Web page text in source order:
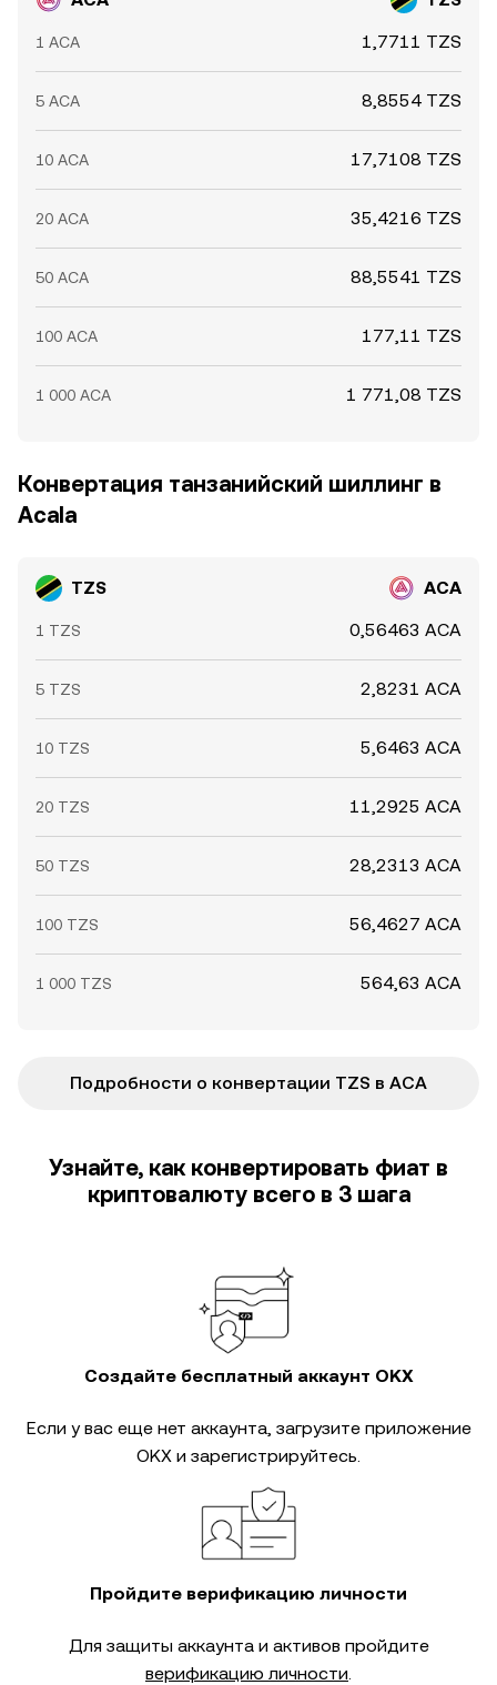
1 ACA 1,7711 TZS
5 ACA 8,8554 TZS
10 ACA 17,7108 TZS
20 ACA 35,4216 TZS
50 ACA 88,5541 TZS
100 ACA 177,11 TZS
1 000 ACA 1 771,08 TZS
Конвертация танзанийский шиллинг в
Acala
TZS ACA
1 TZS 0,56463 ACA
5 TZS 2,8231 ACA
10 TZS 5,6463 ACA
20 TZS 11,2925 ACA
50 TZS 28,2313 ACA
100 TZS 56,4627 ACA
1 000 TZS 564,63 ACA
Подробности о конвертации TZS в ACA
Узнайте, как конвертировать фиат в
криптовалюту всего в 3 шага
Создайте бесплатный аккаунт OKX
Если у вас еще нет аккаунта, загрузите приложение
OKX и зарегистрируйтесь.
Пройдите верификацию личности
Для защиты аккаунта и активов пройдите
верификацию личности.